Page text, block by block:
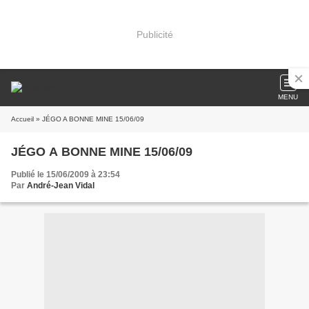
Publicité
MENU
Accueil » JÉGO A BONNE MINE 15/06/09
JÉGO A BONNE MINE 15/06/09
Publié le 15/06/2009 à 23:54
Par André-Jean Vidal